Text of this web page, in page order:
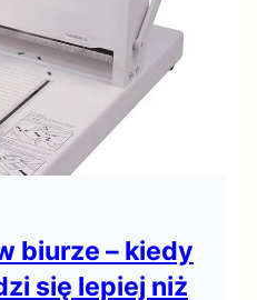
biurze – kiedy
się lepiej niż